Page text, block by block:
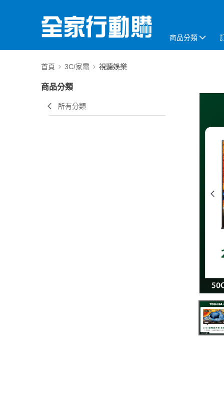
商品分類
首頁 3C/家電 視聽娛樂
商品分類
所有分類